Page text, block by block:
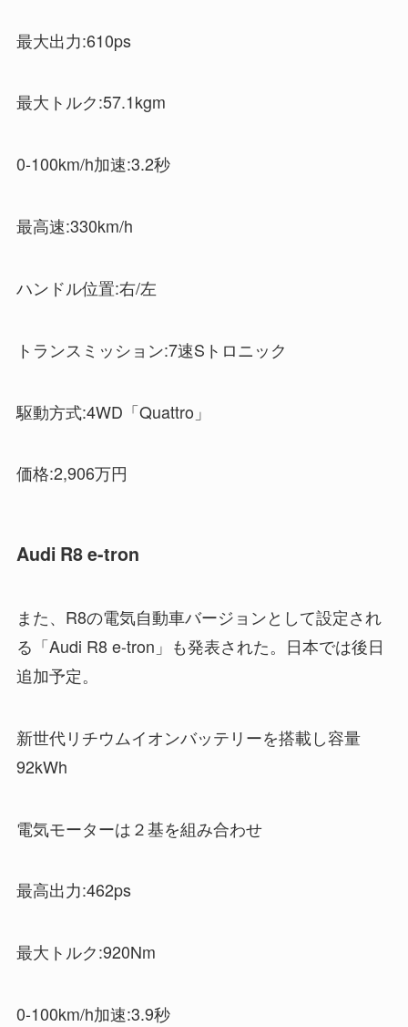
最大出力:610ps
最大トルク:57.1kgm
0‐100km/h加速:3.2秒
最高速:330km/h
ハンドル位置:右/左
トランスミッション:7速Sトロニック
駆動方式:4WD「Quattro」
価格:2,906万円
Audi R8 e-tron
また、R8の電気自動車バージョンとして設定され
る「Audi R8 e-tron」も発表された。日本では後日
追加予定。
新世代リチウムイオンバッテリーを搭載し容量
92kWh
電気モーターは２基を組み合わせ
最高出力:462ps
最大トルク:920Nm
0-100km/h加速:3.9秒